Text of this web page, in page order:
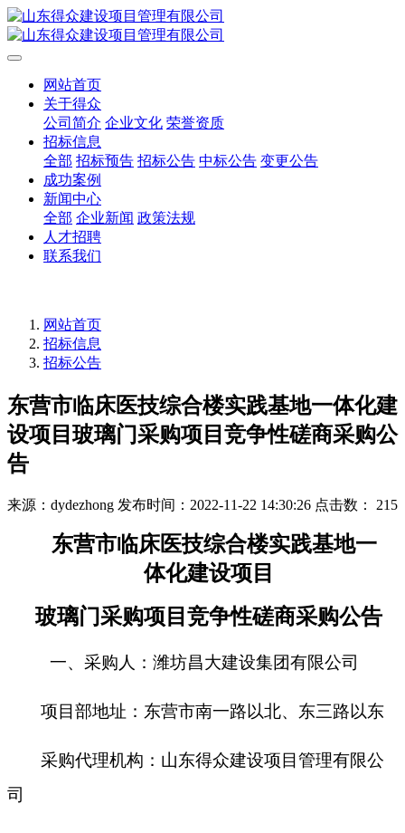
网站首页
关于得众
公司简介 企业文化 荣誉资质
招标信息
全部 招标预告 招标公告 中标公告 变更公告
成功案例
新闻中心
全部 企业新闻 政策法规
人才招聘
联系我们
网站首页
招标信息
招标公告
东营市临床医技综合楼实践基地一体化建
设项目玻璃门采购项目竞争性磋商采购公
告
来源：dydezhong 发布时间：2022-11-22 14:30:26 点击数： 215
东营市临床医技综合楼实践基地一
体化建设项目
玻璃门采购项目 竞争性磋商采购公告
一、采购人：潍坊昌大建设集团有限公司
项目部地址：东营市南一路以北、东三路以东
采购代理机构：山东得众建设项目管理有限公
司